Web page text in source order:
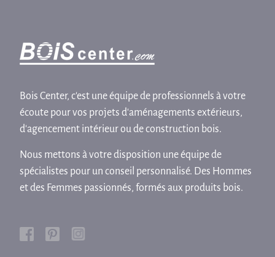
Bois Center, c'est une équipe de professionnels à votre
écoute pour vos projets d'aménagements extérieurs,
d'agencement intérieur ou de construction bois.
Nous mettons à votre disposition une équipe de
spécialistes pour un conseil personnalisé. Des Hommes
et des Femmes passionnés, formés aux produits bois.